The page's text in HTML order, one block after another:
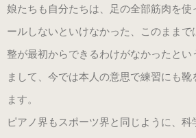
娘たちも自分たちは、足の全部筋肉を使
ールしないといけなかった、このままで
整が最初からできるわけがなかったとい
まして、今では本人の意思で練習にも靴
ます。
ピアノ界もスポーツ界と同じように、